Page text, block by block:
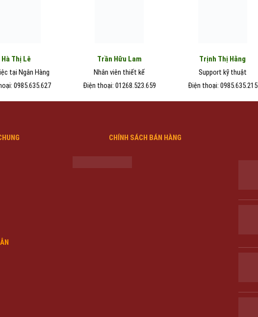
Hà Thị Lê
tại Ngân Hàng
0985.635.627
Trần Hữu Lam
Nhân viên thiết kế
Điện thoại: 01268.523.659
Trịnh Thị Hằng
Support kỹ thuật
Điện thoại: 0985.635.215
CHÍNH SÁCH BÁN HÀNG